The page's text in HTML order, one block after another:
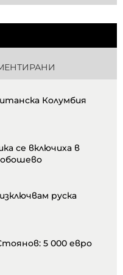
Колумбия
се включиха в
руска
5 000 евро